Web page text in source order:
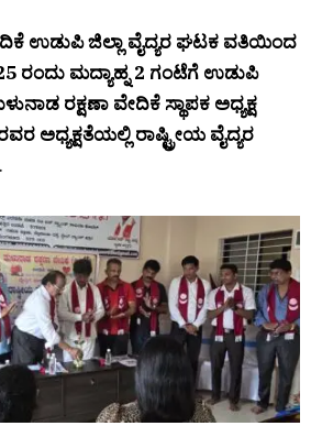
ಉಡುಪಿ ಜಿಲ್ಲಾ ವೈದ್ಯರ ಘಟಕ ವತಿಯಿಂದ
ರಂದು ಮದ್ಯಾಹ್ನ 2 ಗಂಟೆಗೆ ಉಡುಪಿ
ರಕ್ಷಣಾ ವೇದಿಕೆ ಸ್ಥಾಪಕ ಅಧ್ಯಕ್ಷ
ಅಧ್ಯಕ್ಷತೆಯಲ್ಲಿ ರಾಷ್ಟ್ರೀಯ ವೈದ್ಯರ
.